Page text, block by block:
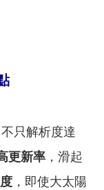
只解析度達
更新率 ，滑起
，即使大太陽